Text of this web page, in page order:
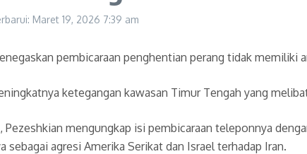
Maret 19, 2026 7:39 am
pembicaraan penghentian perang tidak memiliki
ketegangan kawasan Timur Tengah yang
mengungkap isi pembicaraan teleponnya
agresi Amerika Serikat dan Israel terhadap Iran.